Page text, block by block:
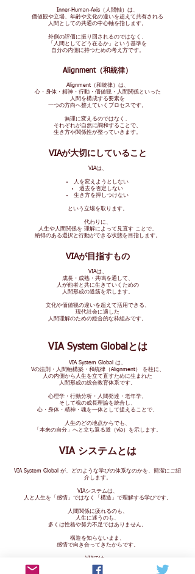
Inner-Human-Axis（人間軸）は、
価値観や立場、年齢や文化の違いを超えて共有される
人間としての共通の中心軸を指します。
外側の評価に振り回されるのではなく、
「人間としてどう在るか」という基準を
自分の内側に持つための考え方です。
Alignment（和統律）
Alignment（和統律）は、
心・身体・精神・行動・価値観・人間関係といった
人間を構成する要素を
一つの方向へ整えていくプロセスです。
無理に変えるのではなく、
それぞれが自然に調和することで、
生き方や関係性が整っていきます。
VIAが大切にしていること
VIAは、
人を変えようとしない
過去を否定しない
生き方を押しつけない
という立場を取ります。
代わりに、
人生や人間関係を 理解によって見直す ことで、
納得のある選択と行動ができる状態を目指します。
VIAが目指すもの
VIAは、
成長・成熟・共鳴を通して、
人が他者と共に生きていくための
人間形成の道筋を示します。
文化や価値観の違いを超えて活用できる、
現代社会に適した
人間理解のための総合的な枠組みです。
VIA System Global とは
VIA System Global は、
Vの法則・人間軸構築・和統律（Alignment） を柱に、
人の内側から人生を立て直すために生まれた
人間形成の総合教育体系です。
心理学・行動分析・人間発達・老年学、
そして魂の成長理論を統合し、
心・身体・精神・魂を一体として捉えることで、
人生のどの地点からでも、
「本来の自分」へと立ち返る道（via）を示します。
VIA システムとは
VIA System Global が、どのような学びの体系なのかを、簡潔にご紹
介します。
VIAシステムは、
人と人生を「感情」ではなく「構造」で理解する学びです。
人間関係に疲れるのも、
人生に迷うのも、
多くは性格や努力不足ではありません。
構造を知らないまま、
感情で向き合ってきたからです。
VIAでは、
人の行動・人生・人間関係を
段階的に理解し、整えていきます。